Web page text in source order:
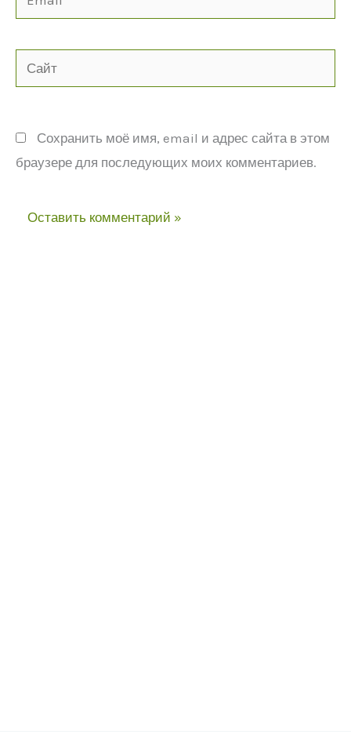
Сайт
Сохранить моё имя, email и адрес сайта в этом
браузере для последующих моих комментариев.